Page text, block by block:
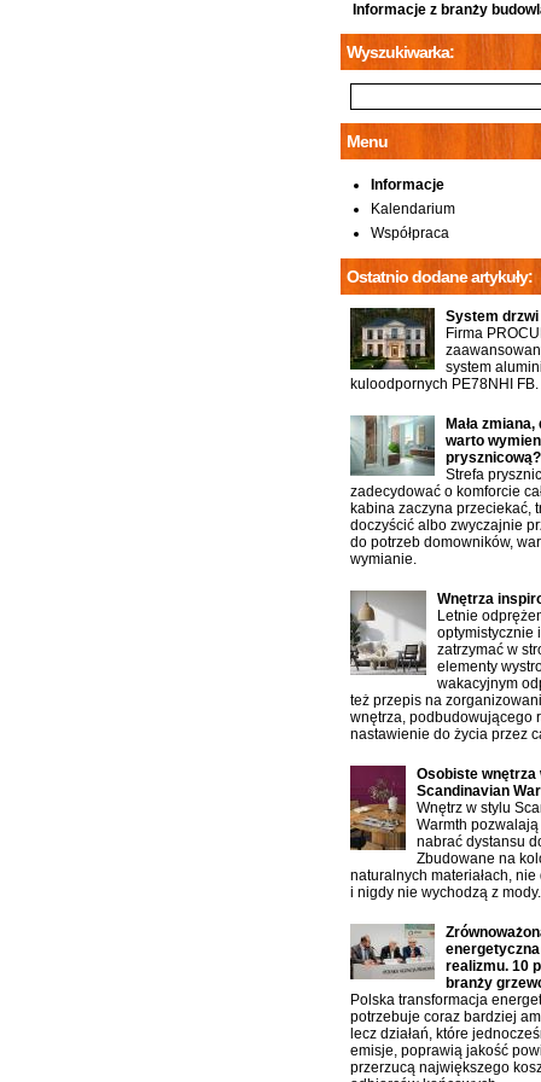
Informacje z branży
Wyszukiwarka:
Menu
Informacje
Kalendarium
Współpraca
Ostatnio dodane artykuły:
System
Firma
system
kuloodpornych PE78NHI FB.
Mała
warto
prysznicową?
Strefa
zadecydować o komforcie
kabina zaczyna przeciekać,
doczyścić albo zwyczajnie
do potrzeb domowników,
wymianie.
Wnętrza
Letnie
optymistycznie
zatrzymać w
elementy
wakacyjnym
też przepis na
wnętrza, podbudowującego
nastawienie do życia przez
Osobiste wnętrza
Scandinavian
Wnętrz w stylu
Warmth
nabrać dystansu
Zbudowane na
naturalnych materiałach,
i nigdy nie wychodzą z mody.
realizmu. 10
branży
Polska transformacja
potrzebuje coraz bardziej
lecz działań, które
emisje, poprawią jakość
przerzucą największego